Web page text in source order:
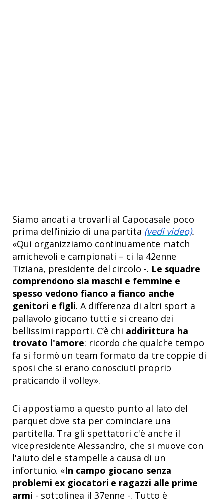
Siamo andati a trovarli al Capocasale poco
prima dell’inizio di una partita (vedi video).
«Qui organizziamo continuamente match
amichevoli e campionati – ci la 42enne
Tiziana, presidente del circolo -. Le squadre
comprendono sia maschi e femmine e
spesso vedono fianco a fianco anche
genitori e figli. A differenza di altri sport a
pallavolo giocano tutti e si creano dei
bellissimi rapporti. C’è chi addirittura ha
trovato l'amore: ricordo che qualche tempo
fa si formò un team formato da tre coppie di
sposi che si erano conosciuti proprio
praticando il volley».
Ci appostiamo a questo punto al lato del
parquet dove sta per cominciare una
partitella. Tra gli spettatori c'è anche il
vicepresidente Alessandro, che si muove con
l'aiuto delle stampelle a causa di un
infortunio. «In campo giocano senza
problemi ex giocatori e ragazzi alle prime
armi - sottolinea il 37enne -. Tutto è